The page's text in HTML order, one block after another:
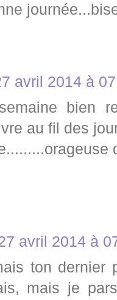
avril 2014 à
bien
au fil des
avril 2014 à
ton dernier
mais je